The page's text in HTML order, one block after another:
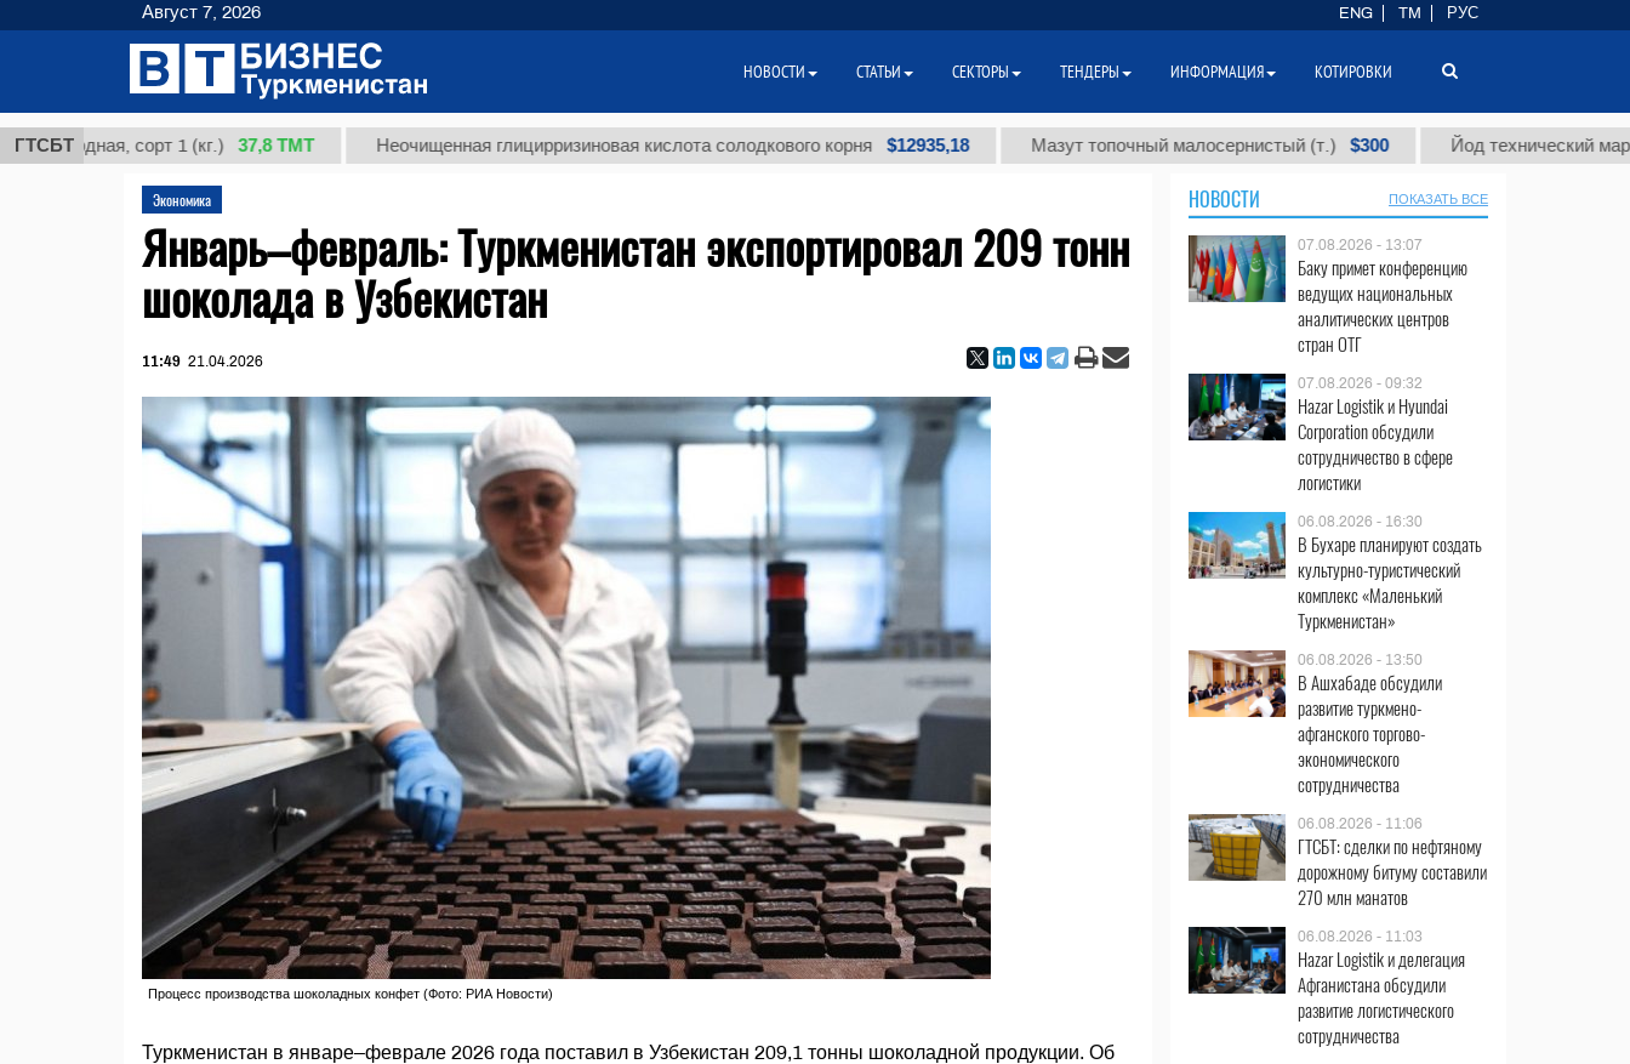
ГТСБТсорт 1 (кг.) 37,8 ТМТ Неочищенная глицирризиновая кислота солодкового корня $12935,18 Мазут топочный малосернистый (т.) $300 Йод технический марки "А"
Экономика
Январь–февраль: Туркменистан экспортировал 209 тонн
шоколада в Узбекистан
11:49 21.04.2026
Процесс производства шоколадных конфет (Фото: РИА Новости)
Туркменистан в январе–феврале 2026 года поставил в Узбекистан 209,1 тонны шоколадной продукции. Об
НОВОСТИ ПОКАЗАТЬ ВСЕ
07.08.2026 - 13:07
Баку примет конференцию
ведущих национальных
аналитических центров
стран ОТГ
07.08.2026 - 09:32
Hazar Logistik и Hyundai
Corporation обсудили
сотрудничество в сфере
логистики
06.08.2026 - 16:30
В Бухаре планируют создать
культурно-туристический
комплекс «Маленький
Туркменистан»
06.08.2026 - 13:50
В Ашхабаде обсудили
развитие туркмено-
афганского торгово-
экономического
сотрудничества
06.08.2026 - 11:06
ГТСБТ: сделки по нефтяному
дорожному битуму составили
270 млн манатов
06.08.2026 - 11:03
Hazar Logistik и делегация
Афганистана обсудили
развитие логистического
сотрудничества
Август 7, 2026 ENG TM РУС
НОВОСТИ СТАТЬИ СЕКТОРЫ ТЕНДЕРЫ ИНФОРМАЦИЯ КОТИРОВКИ